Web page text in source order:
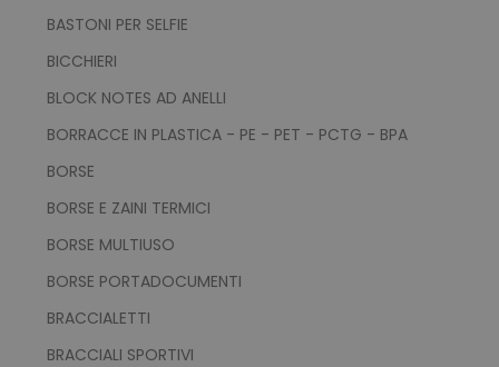
BASTONI PER SELFIE
BICCHIERI
BLOCK NOTES AD ANELLI
BORRACCE IN PLASTICA - PE - PET - PCTG - BPA
BORSE
BORSE E ZAINI TERMICI
BORSE MULTIUSO
BORSE PORTADOCUMENTI
BRACCIALETTI
BRACCIALI SPORTIVI